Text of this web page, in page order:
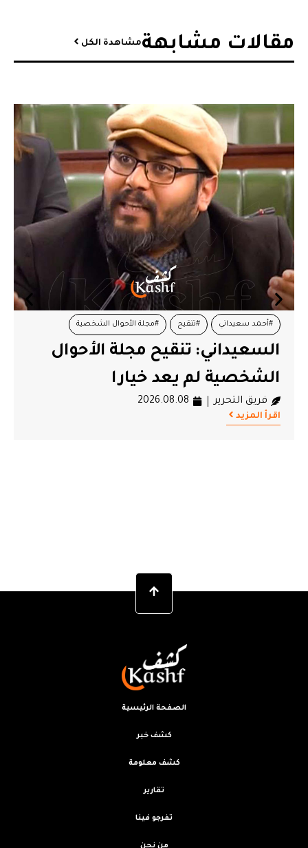
مقالات مشابهة​مشاهدة الكل
#المجلس المحلي بكسرى #تعليق نشاط
المجلس المحلي بكسرى يعلن
تعليق نشاطه
فريق التحرير 2026.08.08
اقرأ المزيد
الصفحة الرئيسية
كشف خبر
كشف معلومة
تقارير
تفرجو فينا
من نحن